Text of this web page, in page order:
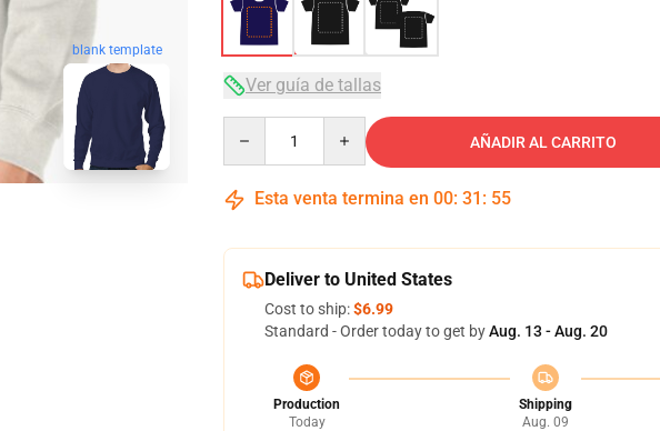
blank template
Ver guía de tallas
AÑADIR AL CARRITO
Esta venta termina en 00: 31 : 54
Deliver to United States
Cost to ship:$6.99
Standard - Order today to get byAug. 13 - Aug. 20
Production
Today
Shipping
Aug. 09